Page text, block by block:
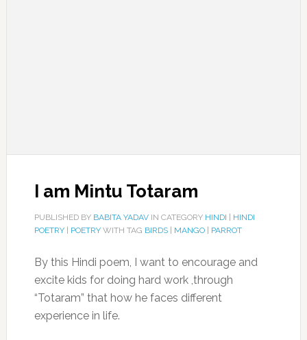
I am Mintu Totaram
PUBLISHED BY BABITA YADAVIN CATEGORY HINDI
HINDI
POETRY| POETRYWITH TAG BIRDS| MANGO| PARROT
By this Hindi poem, I want to encourage and
excite kids for doing hard work ,through
“Totaram” that how he faces different
experience in life.